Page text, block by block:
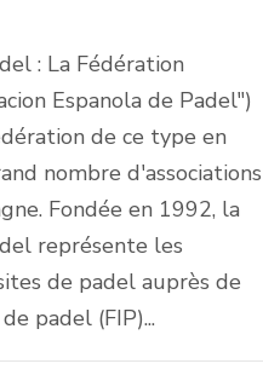
: La Fédération
Espanola de Padel")
de ce type en
nombre d'associations
Fondée en 1992, la
représente les
de padel auprès de
padel (FIP)...